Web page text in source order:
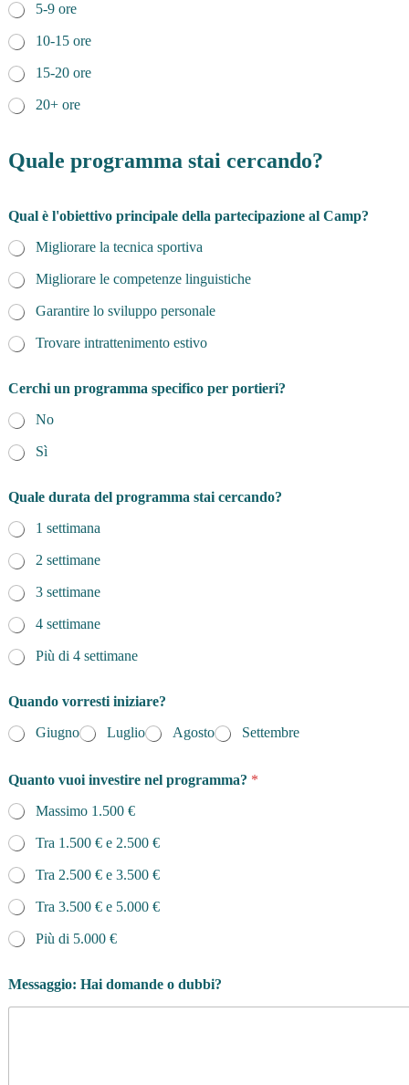
5-9 ore
10-15 ore
15-20 ore
20+ ore
Quale programma stai cercando?
Qual è l'obiettivo principale della partecipazione al Camp?
Migliorare la tecnica sportiva
Migliorare le competenze linguistiche
Garantire lo sviluppo personale
Trovare intrattenimento estivo
Cerchi un programma specifico per portieri?
No
Sì
Quale durata del programma stai cercando?
1 settimana
2 settimane
3 settimane
4 settimane
Più di 4 settimane
Quando vorresti iniziare?
Giugno
Luglio Agosto Settembre
Quanto vuoi investire nel programma? *
Massimo 1.500 €
Tra 1.500 € e 2.500 €
Tra 2.500 € e 3.500 €
Tra 3.500 € e 5.000 €
Più di 5.000 €
Messaggio: Hai domande o dubbi?